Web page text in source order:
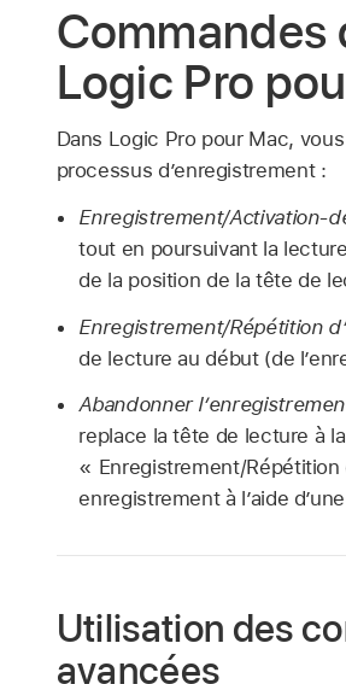
Commandes
Logic Pro
Dans Logic Pro pour Mac,
processus d’enregistrement :
Enregistrement/Activation-
tout en poursuivant la
de la position de la tête de
Enregistrement/Répétition
de lecture au début (de
Abandonner
replace la tête de lecture à
« Enregistrement/
enregistrement à l’aide
Utilisation des
avancées